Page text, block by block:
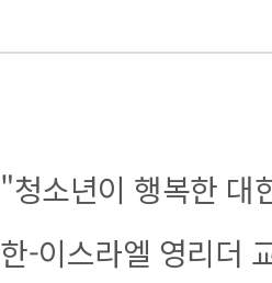
"청소년이 행복한 대
한-이스라엘 영리더